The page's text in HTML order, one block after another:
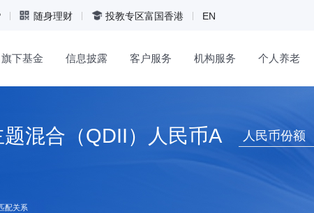
随身理财 投教专区富国香港 EN
旗下基金 信息披露 客户服务 机构服务 个人养老
混合（QDII）人民币A 人民币份额
配关系